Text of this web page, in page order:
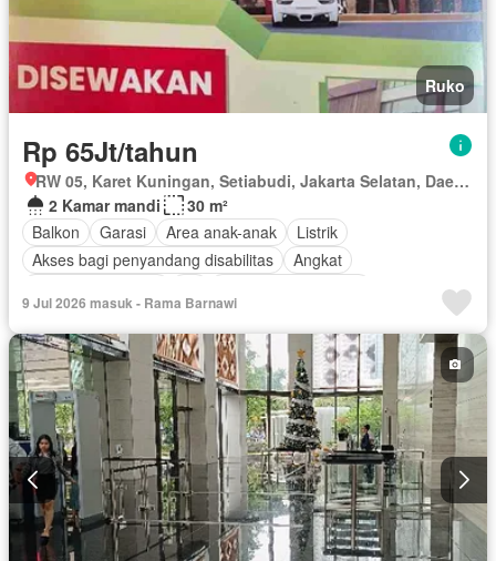
Ruko
Rp 65Jt/tahun
RW 05, Karet Kuningan, Setiabudi, Jakarta Selatan, Daerah Khusus Ibukota Jakarta
2 Kamar mandi
30 m²
Balkon
Garasi Area anak-anak
Listrik
Akses bagi penyandang disabilitas
Angkat
9 Jul 2026 masuk - Rama Barnawi